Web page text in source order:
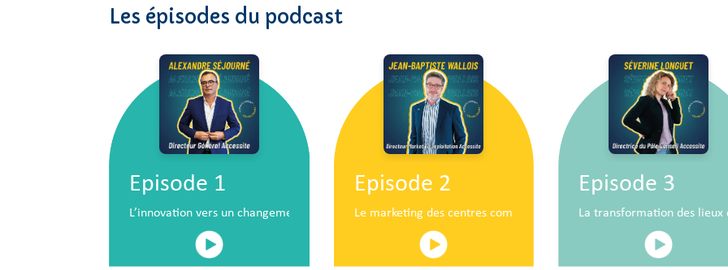
Les épisodes du podcast
Episode 1
L’innovation vers un changement de situation
Episode 2
Le marketing des centres commerciaux au service du développement
Episode 3
La transformation des lieux